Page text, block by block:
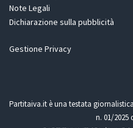
Note Legali
Dichiarazione sulla pubblicità
Gestione Privacy
Partitaiva.it è una testata
n. 01/2025